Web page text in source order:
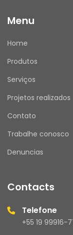
Menu
Home
Produtos
Serviços
Projetos realizados
Contato
Trabalhe conosco
Denuncias
Contacts
Telefone
+55 19 99916-